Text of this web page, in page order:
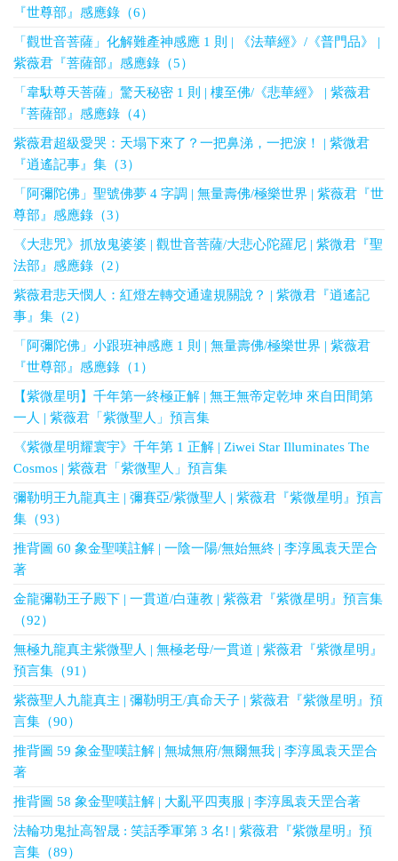
『世尊部』感應錄（6）
「觀世音菩薩」化解難產神感應 1 則 | 《法華經》/《普門品》 |
紫薇君『菩薩部』感應錄（5）
「韋馱尊天菩薩」驚天秘密 1 則 | 樓至佛/《悲華經》 | 紫薇君
『菩薩部』感應錄（4）
紫薇君超級愛哭：天塌下來了？一把鼻涕，一把淚！ | 紫微君
『逍遙記事』集（3）
「阿彌陀佛」聖號佛夢 4 字調 | 無量壽佛/極樂世界 | 紫薇君『世
尊部』感應錄（3）
《大悲咒》抓放鬼婆婆 | 觀世音菩薩/大悲心陀羅尼 | 紫微君『聖
法部』感應錄（2）
紫薇君悲天憫人：紅燈左轉交通違規關說？ | 紫微君『逍遙記
事』集（2）
「阿彌陀佛」小跟班神感應 1 則 | 無量壽佛/極樂世界 | 紫薇君
『世尊部』感應錄（1）
【紫微星明】千年第一終極正解 | 無王無帝定乾坤 來自田間第
一人 | 紫薇君「紫微聖人」預言集
《紫微星明耀寰宇》千年第 1 正解 | Ziwei Star Illuminates The
Cosmos | 紫薇君「紫微聖人」預言集
彌勒明王九龍真主 | 彌賽亞/紫微聖人 | 紫薇君『紫微星明』預言
集（93）
推背圖 60 象金聖嘆註解 | 一陰一陽/無始無終 | 李淳風袁天罡合
著
金龍彌勒王子殿下 | 一貫道/白蓮教 | 紫薇君『紫微星明』預言集
（92）
無極九龍真主紫微聖人 | 無極老母/一貫道 | 紫薇君『紫微星明』
預言集（91）
紫薇聖人九龍真主 | 彌勒明王/真命天子 | 紫薇君『紫微星明』預
言集（90）
推背圖 59 象金聖嘆註解 | 無城無府/無爾無我 | 李淳風袁天罡合
著
推背圖 58 象金聖嘆註解 | 大亂平四夷服 | 李淳風袁天罡合著
法輪功鬼扯高智晟 : 笑話季軍第 3 名! | 紫薇君『紫微星明』預
言集（89）